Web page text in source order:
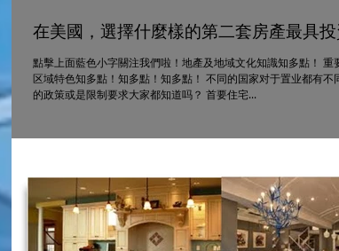
在美國，選擇什麼樣的第二套房產最具投
點擊上面藍色小字關注我們啦！地產及地域文化知識知多點！
区域特色知多點！知多點！知多點！ 不同的国家对于置业都有
的政策或是限制要求大家都知道吗？ 首要住宅...